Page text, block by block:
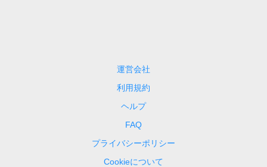
運営会社
利用規約
ヘルプ
FAQ
プライバシーポリシー
Cookieについて